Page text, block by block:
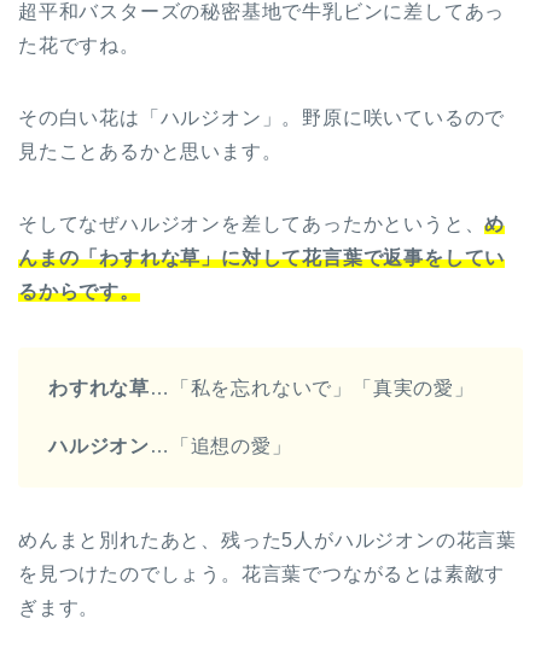
超平和バスターズの秘密基地で牛乳ビンに差してあっ
た花ですね。
その白い花は「ハルジオン」。野原に咲いているので
見たことあるかと思います。
そしてなぜハルジオンを差してあったかというと、め
んまの「わすれな草」に対して花言葉で返事をしてい
るからです。
わすれな草…「私を忘れないで」「真実の愛」
ハルジオン…「追想の愛」
めんまと別れたあと、残った5人がハルジオンの花言葉
を見つけたのでしょう。花言葉でつながるとは素敵す
ぎます。